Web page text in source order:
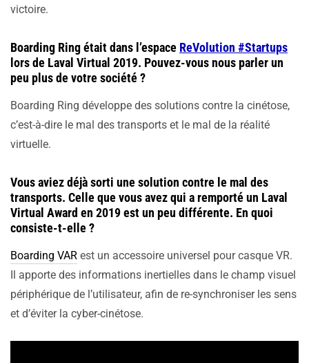
victoire.
Boarding Ring était dans l’espace ReVolution #Startups
lors de Laval Virtual 2019. Pouvez-vous nous parler un
peu plus de votre société ?
Boarding Ring développe des solutions contre la cinétose,
c’est-à-dire le mal des transports et le mal de la réalité
virtuelle.
Vous aviez déjà sorti une solution contre le mal des
transports. Celle que vous avez qui a remporté un Laval
Virtual Award en 2019 est un peu différente. En quoi
consiste-t-elle ?
Boarding VAR est un accessoire universel pour casque VR.
Il apporte des informations inertielles dans le champ visuel
périphérique de l’utilisateur, afin de re-synchroniser les sens
et d’éviter la cyber-cinétose.